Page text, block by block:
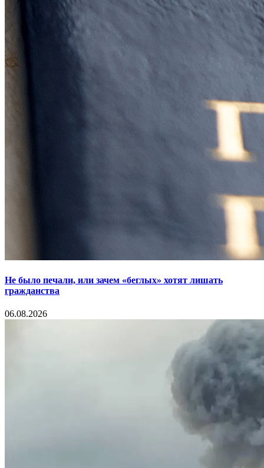
Не было печали, или зачем «беглых» хотят лишать
гражданства
06.08.2026